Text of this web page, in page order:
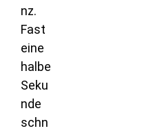
nz.
Fast
eine
halbe
Seku
nde
schn